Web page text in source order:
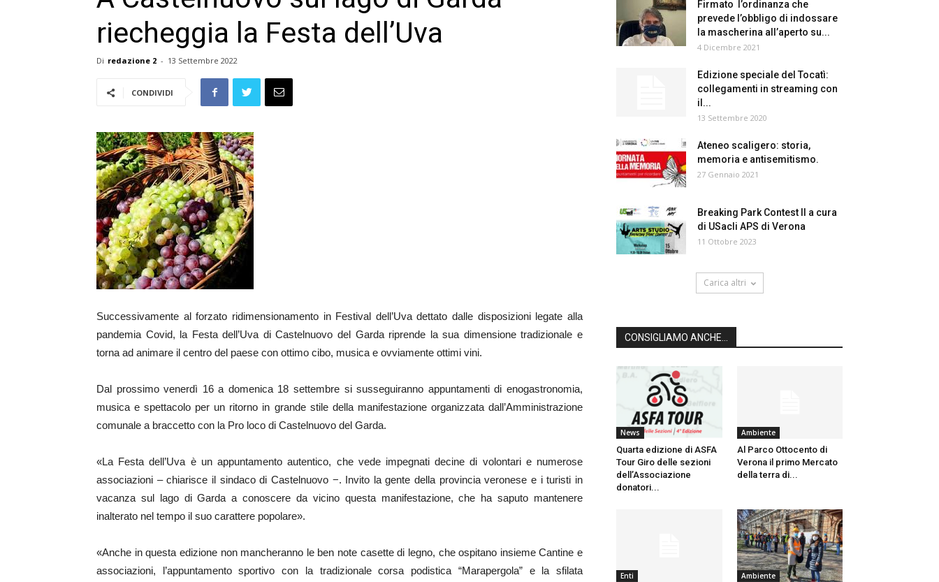
riecheggia la Festa dell’Uva
Di redazione 2 - 13 Settembre 2022
CONDIVIDI
Successivamente al forzato ridimensionamento in Festival dell’Uva dettato dalle disposizioni legate alla
pandemia Covid, la Festa dell’Uva di Castelnuovo del Garda riprende la sua dimensione tradizionale e
torna ad animare il centro del paese con ottimo cibo, musica e ovviamente ottimi vini.
Dal prossimo venerdì 16 a domenica 18 settembre si susseguiranno appuntamenti di enogastronomia,
musica e spettacolo per un ritorno in grande stile della manifestazione organizzata dall’Amministrazione
comunale a braccetto con la Pro loco di Castelnuovo del Garda.
«La Festa dell’Uva è un appuntamento autentico, che vede impegnati decine di volontari e numerose
associazioni – chiarisce il sindaco di Castelnuovo −. Invito la gente della provincia veronese e i turisti in
vacanza sul lago di Garda a conoscere da vicino questa manifestazione, che ha saputo mantenere
inalterato nel tempo il suo carattere popolare».
«Anche in questa edizione non mancheranno le ben note casette di legno, che ospitano insieme Cantine e
associazioni, l’appuntamento sportivo con la tradizionale corsa podistica “Marapergola” e la sfilata
Firmato l’ordinanza che
prevede l’obbligo di indossare
la mascherina all’aperto su...
4 Dicembre 2021
Edizione speciale del Tocatì:
collegamenti in streaming con
il...
13 Settembre 2020
Ateneo scaligero: storia,
memoria e antisemitismo.
27 Gennaio 2021
Breaking Park Contest II a cura
di USacli APS di Verona
11 Ottobre 2023
Carica altri
CONSIGLIAMO ANCHE...
News
Quarta edizione di ASFA
Tour Giro delle sezioni
dell’Associazione
donatori...
Ambiente
Al Parco Ottocento di
Verona il primo Mercato
della terra di...
Enti Ambiente